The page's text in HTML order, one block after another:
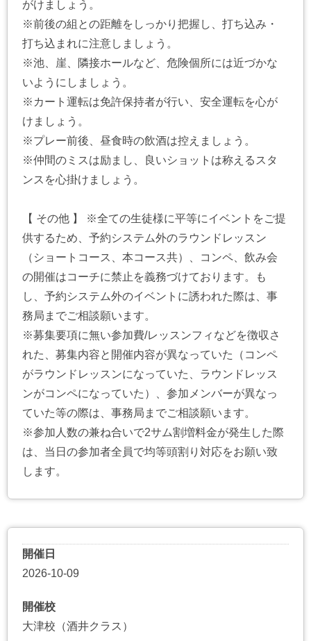
がけましょう。
※前後の組との距離をしっかり把握し、打ち込み・
打ち込まれに注意しましょう。
※池、崖、隣接ホールなど、危険個所には近づかな
いようにしましょう。
※カート運転は免許保持者が行い、安全運転を心が
けましょう。
※プレー前後、昼食時の飲酒は控えましょう。
※仲間のミスは励まし、良いショットは称えるスタ
ンスを心掛けましょう。
【 その他 】 ※全ての生徒様に平等にイベントをご提
供するため、予約システム外のラウンドレッスン
（ショートコース、本コース共）、コンペ、飲み会
の開催はコーチに禁止を義務づけております。も
し、予約システム外のイベントに誘われた際は、事
務局までご相談願います。
※募集要項に無い参加費/レッスンフィなどを徴収さ
れた、募集内容と開催内容が異なっていた（コンペ
がラウンドレッスンになっていた、ラウンドレッス
ンがコンペになっていた）、参加メンバーが異なっ
ていた等の際は、事務局までご相談願います。
※参加人数の兼ね合いで2サム割増料金が発生した際
は、当日の参加者全員で均等頭割り対応をお願い致
します。
開催日
2026-10-09
開催校
大津校（酒井クラス）